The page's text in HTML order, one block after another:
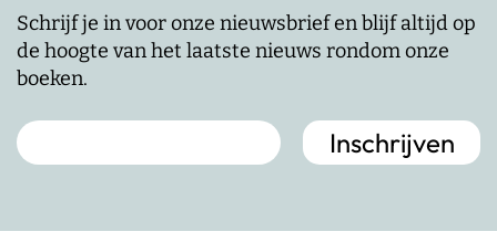
Schrijf je in voor onze nieuwsbrief en blijf altijd op
de hoogte van het laatste nieuws rondom onze
boeken.